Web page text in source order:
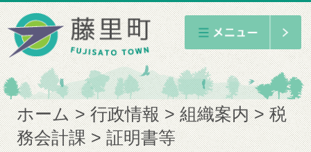
ホーム 行政情報 組織案内
税
務会計課
証明書等